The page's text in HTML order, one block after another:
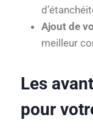
Ajout de
meilleur
Les
pour